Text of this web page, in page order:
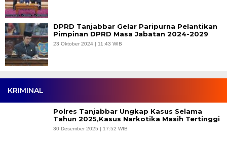
DPRD Tanjabbar Gelar Paripurna Pelantikan
Pimpinan DPRD Masa Jabatan 2024-2029
23 Oktober 2024 | 11:43 WIB
KRIMINAL
Polres Tanjabbar Ungkap Kasus Selama
Tahun 2025,Kasus Narkotika Masih Tertinggi
30 Desember 2025 | 17:52 WIB